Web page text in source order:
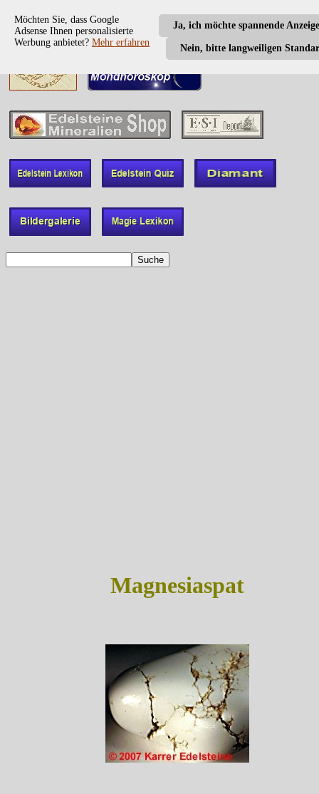
Ja, ich möchte spannende
Nein, bitte langweiligen
Möchten Sie, dass Google
Adsense Ihnen personalisierte
Werbung anbietet? Mehr erfahren
Magnesiaspat